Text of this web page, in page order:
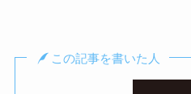
この記事を書いた人